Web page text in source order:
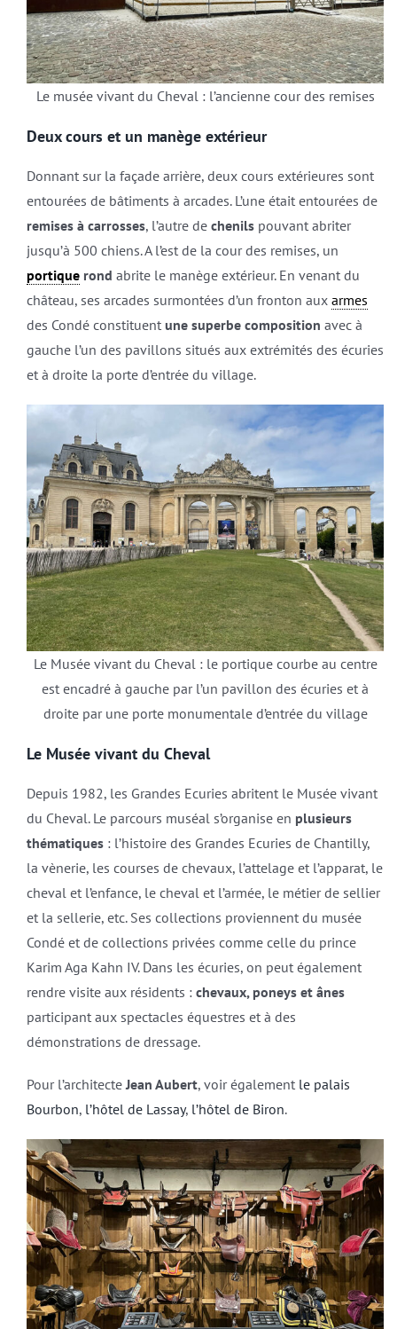
Le musée vivant du Cheval : l’ancienne cour des remises
Deux cours et un manège extérieur
Donnant sur la façade arrière, deux cours extérieures sont
entourées de bâtiments à arcades. L’une était entourées de
remises à carrosses, l’autre de chenilspouvant abriter
jusqu’à 500 chiens. A l’est de la cour des remises, un
portiquerond abrite le manège extérieur. En venant du
château, ses arcades surmontées d’un fronton aux armes
des Condé constituent une superbe composition avec à
gauche l’un des pavillons situés aux extrémités des écuries
et à droite la porte d’entrée du village.
Le Musée vivant du Cheval : le portique courbe au centre
est encadré à gauche par l’un pavillon des écuries et à
droite par une porte monumentale d’entrée du village
Le Musée vivant du Cheval
Depuis 1982, les Grandes Ecuries abritent le Musée vivant
du Cheval. Le parcours muséal s’organise en plusieurs
thématiques: l’histoire des Grandes Ecuries de Chantilly,
la vènerie, les courses de chevaux, l’attelage et l’apparat, le
cheval et l’enfance, le cheval et l’armée, le métier de sellier
et la sellerie, etc. Ses collections proviennent du musée
Condé et de collections privées comme celle du prince
Karim Aga Kahn IV. Dans les écuries, on peut également
rendre visite aux résidents : chevaux, poneys et ânes
participant aux spectacles équestres et à des
démonstrations de dressage.
Pour l’architecteJean Aubert, voir également le palais
Bourbon, l’hôtel de Lassay, l’hôtel de Biron.